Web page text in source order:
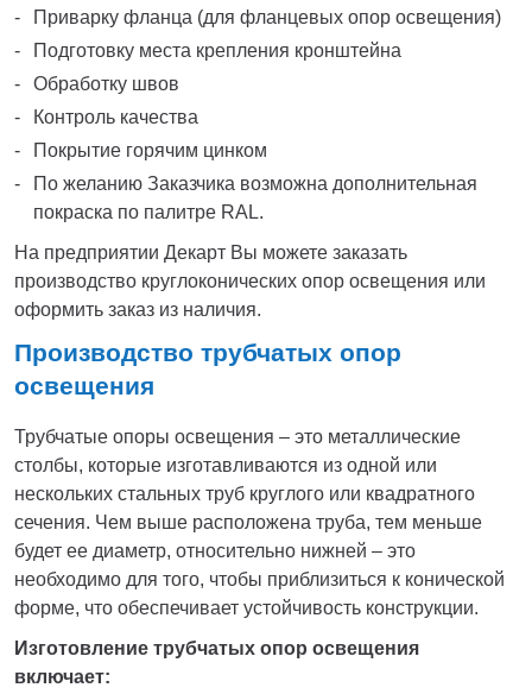
Приварку фланца (для фланцевых опор освещения)
Подготовку места крепления кронштейна
Обработку швов
Контроль качества
Покрытие горячим цинком
По желанию Заказчика возможна дополнительная
покраска по палитре RAL.
На предприятии Декарт Вы можете заказать
производство круглоконических опор освещения или
оформить заказ из наличия.
Производство трубчатых опор
освещения
Трубчатые опоры освещения – это металлические
столбы, которые изготавливаются из одной или
нескольких стальных труб круглого или квадратного
сечения. Чем выше расположена труба, тем меньше
будет ее диаметр, относительно нижней – это
необходимо для того, чтобы приблизиться к конической
форме, что обеспечивает устойчивость конструкции.
Изготовление трубчатых опор освещения
включает: